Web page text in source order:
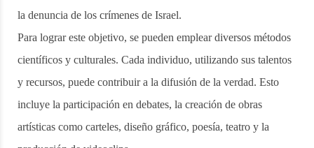
la denuncia de los crímenes de Israel.
Para lograr este objetivo, se pueden emplear diversos métodos
científicos y culturales. Cada individuo, utilizando sus talentos
y recursos, puede contribuir a la difusión de la verdad. Esto
incluye la participación en debates, la creación de obras
artísticas como carteles, diseño gráfico, poesía, teatro y la